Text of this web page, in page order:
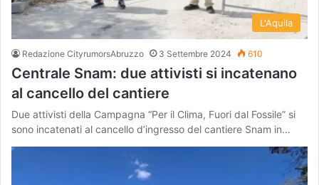
L'Aquila
Redazione CityrumorsAbruzzo 3 Settembre 2024 610
Centrale Snam: due attivisti si incatenano
al cancello del cantiere
Due attivisti della Campagna “Per il Clima, Fuori dal Fossile” si
sono incatenati al cancello d’ingresso del cantiere Snam in…